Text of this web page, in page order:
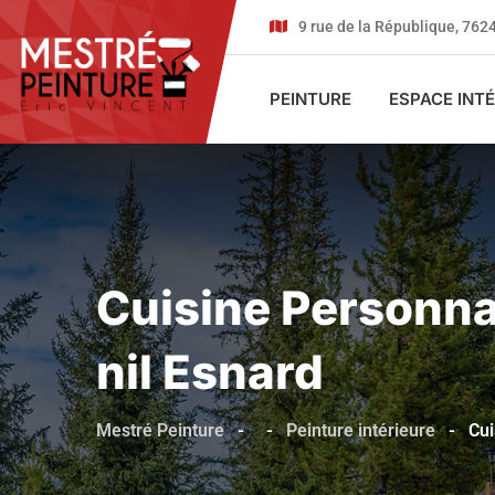
9 rue de la République,
PEINTURE ESPACE
Cuisine
Nil Esnard
Mestré Peinture - - Peinture intérieure -